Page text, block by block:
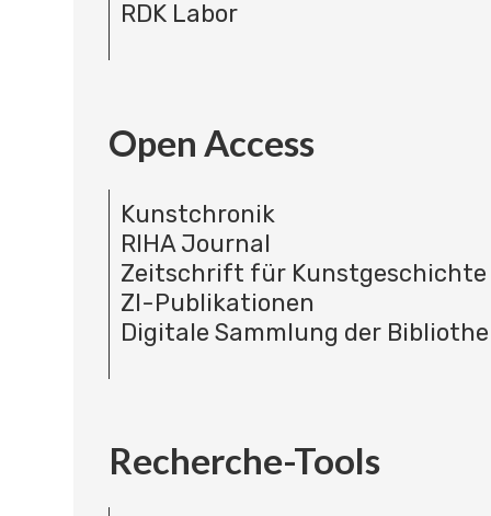
RDK Labor
Open Access
Kunstchronik
RIHA Journal
Zeitschrift für Kunstgeschichte
ZI-Publikationen
Digitale Sammlung der
Recherche-Tools